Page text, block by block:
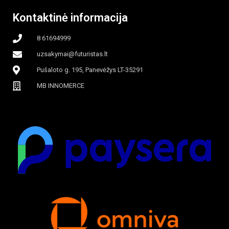
apšvietimas
Kontaktinė informacija
8 61694999
uzsakymai@futuristas.lt
Pušaloto g. 195, Panevėžys LT-35291
MB INNOMERCE